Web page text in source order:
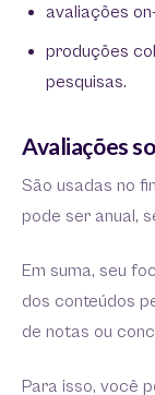
avaliações
produções
pesquisas.
Avaliações
São usadas no
pode ser anual,
Em suma, seu
dos conteúdos
de notas ou
Para isso, você